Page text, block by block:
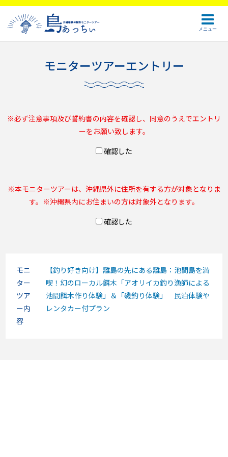
メニュー
モニターツアーエントリー
※必ず注意事項及び誓約書の内容を確認し、同意のうえでエントリ
ーをお願い致します。
確認した
※本モニターツアーは、沖縄県外に住所を有する方が対象となりま
す。※沖縄県内にお住まいの方は対象外となります。
確認した
モニ
ター
ツア
ー内
容
【釣り好き向け】離島の先にある離島：池間島を満
喫！幻のローカル餌木「アオリイカ釣り漁師による
池間餌木作り体験」＆「磯釣り体験」 民泊体験や
レンタカー付プラン